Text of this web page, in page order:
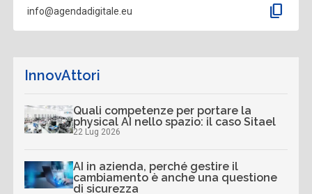
info@agendadigitale.eu content_copy
InnovAttori
Quali competenze per portare la
physical AI nello spazio: il caso Sitael
22 Lug 2026
AI in azienda, perché gestire il
cambiamento è anche una questione
di sicurezza